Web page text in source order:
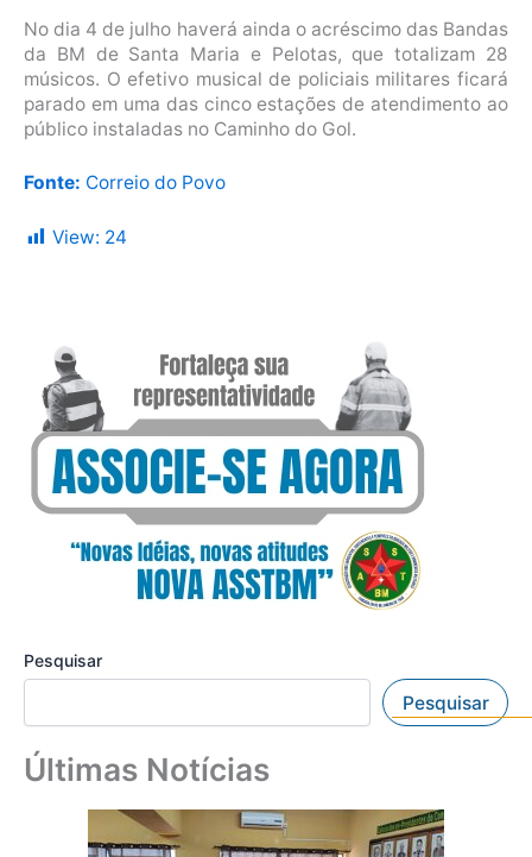
No dia 4 de julho haverá ainda o acréscimo das Bandas
da BM de Santa Maria e Pelotas, que totalizam 28
músicos. O efetivo musical de policiais militares ficará
parado em uma das cinco estações de atendimento ao
público instaladas no Caminho do Gol.
Fonte: Correio do Povo
View: 24
Pesquisar
Pesquisar
Últimas Notícias